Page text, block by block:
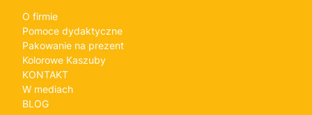
O firmie
Pomoce dydaktyczne
Pakowanie na prezent
Kolorowe Kaszuby
KONTAKT
W mediach
BLOG